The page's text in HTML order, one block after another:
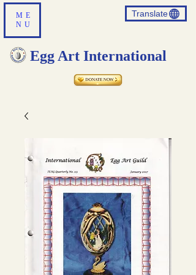
ME
NU
Translate
Egg Art International